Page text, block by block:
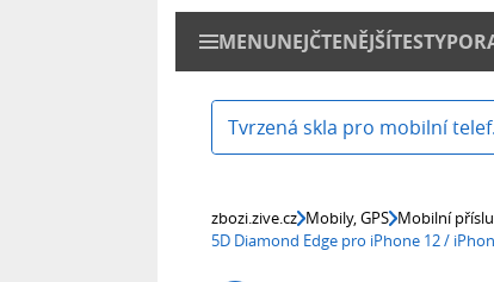
MENUNEJČTENĚJŠÍTESTY
zbozi.zive.cz Mobily, GPS Mobilní
5D Diamond Edge pro iPhone 12 /